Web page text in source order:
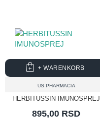
US PHARMACIA
HERBITUSSIN IMUNOSPREJ
895,00 RSD
+ WARENKORB